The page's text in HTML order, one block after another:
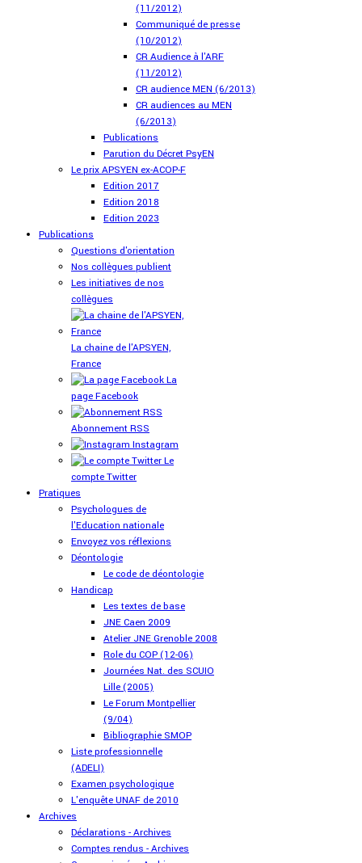
(11/2012)
Communiqué de presse
(10/2012)
CR Audience à l'ARF
(11/2012)
CR audience MEN (6/2013)
CR audiences au MEN
(6/2013)
Publications
Parution du Décret PsyEN
Le prix APSYEN ex-ACOP-F
Edition 2017
Edition 2018
Edition 2023
Publications
Questions d'orientation
Nos collègues publient
Les initiatives de nos
collègues
La chaine de l'APSYEN,
France
La
page Facebook
Abonnement RSS
Instagram
Le
compte Twitter
Pratiques
Psychologues de
l'Education nationale
Envoyez vos réflexions
Déontologie
Le code de déontologie
Handicap
Les textes de base
JNE Caen 2009
Atelier JNE Grenoble 2008
Role du COP (12-06)
Journées Nat. des SCUIO
Lille (2005)
Le Forum Montpellier
(9/04)
Bibliographie SMOP
Liste professionnelle
(ADELI)
Examen psychologique
L'enquête UNAF de 2010
Archives
Déclarations - Archives
Comptes rendus - Archives